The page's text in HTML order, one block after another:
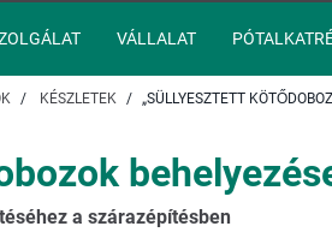
VÁLLALAT
KÉSZLETEK „SÜLLYESZTETT
a szárazépítésben